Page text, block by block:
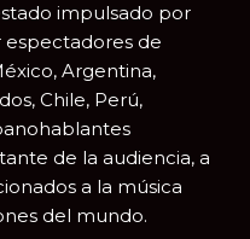
impulsado por
de
Argentina,
Chile, Perú,
de la audiencia, a
a la música
del mundo.